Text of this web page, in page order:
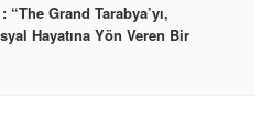
“The Grand Tarabya’yı,
Hayatına Yön Veren Bir